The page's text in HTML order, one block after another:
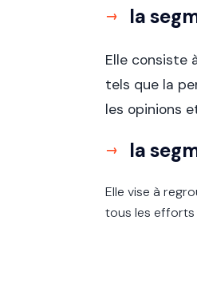
la
Elle consiste
tels que la
les opinions
la
Elle vise à
tous les efforts